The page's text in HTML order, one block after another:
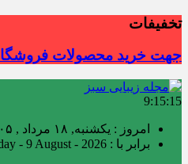
تخفیفات
جهت خرید محصولات فروشگاه
9:15:17
امروز : یکشنبه, ۱۸ مرداد , ۱۴۰۵
برابر با : Sunday - 9 August - 2026